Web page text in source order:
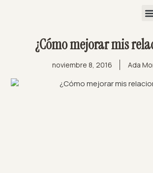
¿Cómo mejorar mis
noviembre 8, 2016 Ada